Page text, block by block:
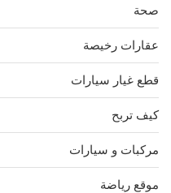
صحة
عقارات رخيصة
قطع غيار سيارات
كيف تربح
مركبات و سيارات
موقع رياضة